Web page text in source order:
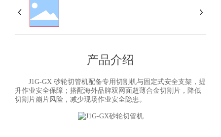
产品介绍
J1G-GX 砂轮切管机配备专用切割机与固定式安全支架，提
升作业安全保障；搭配海外品牌双网面超薄合金切割片，降低
切割片崩片风险，减少现场作业安全隐患。